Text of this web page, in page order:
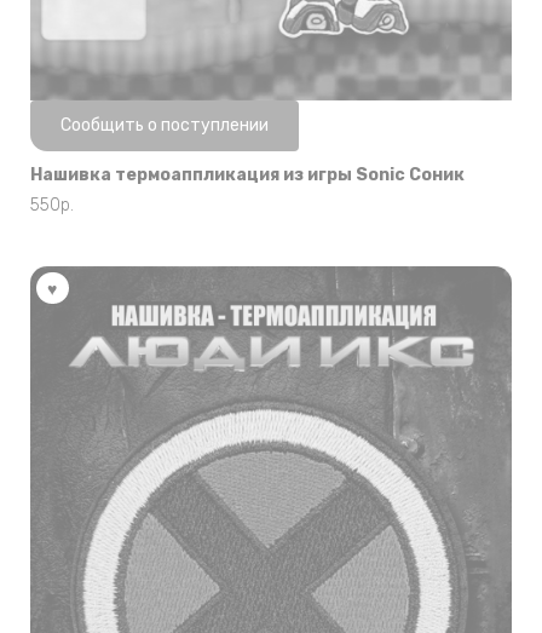
Нет в наличии
Сообщить о поступлении
Нашивка термоаппликация из игры Sonic Соник
550р.